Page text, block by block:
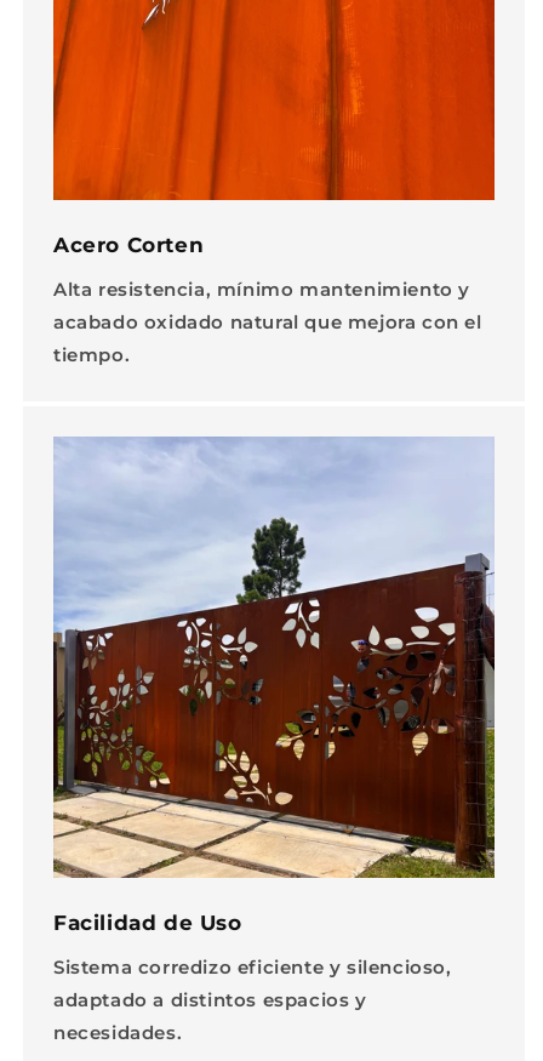
Acero Corten
Alta resistencia, mínimo mantenimiento y
acabado oxidado natural que mejora con el
tiempo.
Facilidad de Uso
Sistema corredizo eficiente y silencioso,
adaptado a distintos espacios y
necesidades.